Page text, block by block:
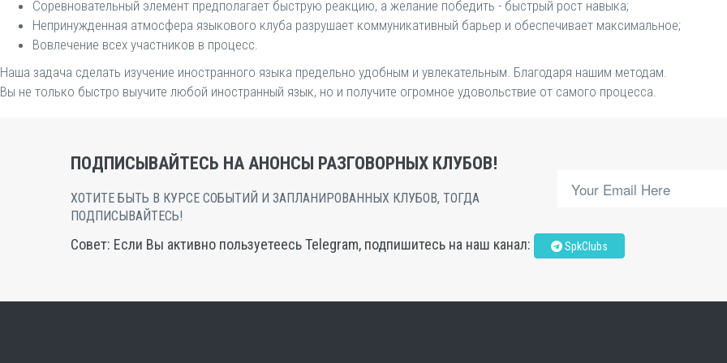
Соревновательный элемент предполагает быструю реакцию, а желание победить - быстрый рост навыка;
Непринужденная атмосфера языкового клуба разрушает коммуникативный барьер и обеспечивает максимальное;
Вовлечение всех участников в процесс.
Наша задача сделать изучение иностранного языка предельно удобным и увлекательным. Благодаря нашим методам.
Вы не только быстро выучите любой иностранный язык, но и получите огромное удовольствие от самого процесса.
ПОДПИСЫВАЙТЕСЬ НА АНОНСЫ РАЗГОВОРНЫХ КЛУБОВ!
ХОТИТЕ БЫТЬ В КУРСЕ СОБЫТИЙ И ЗАПЛАНИРОВАННЫХ КЛУБОВ, ТОГДА
ПОДПИСЫВАЙТЕСЬ!
Совет: Если Вы активно пользуетеесь Telegram, подпишитесь на наш канал: SpkClubs